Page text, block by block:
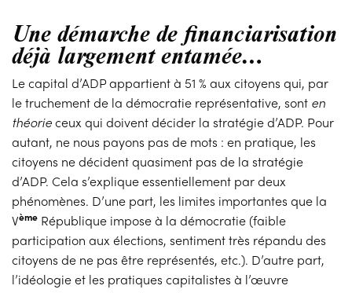
Une démarche de financiarisation
déjà largement entamée…
Le capital d’ADP appartient à 51 % aux citoyens qui, par
le truchement de la démocratie représentative, sont en
théorieceux qui doivent décider la stratégie d’ADP. Pour
autant, ne nous payons pas de mots : en pratique, les
citoyens ne décident quasiment pas de la stratégie
d’ADP. Cela s’explique essentiellement par deux
phénomènes. D’une part, les limites importantes que la
Vème République impose à la démocratie (faible
participation aux élections, sentiment très répandu des
citoyens de ne pas être représentés, etc.). D’autre part,
l’idéologie et les pratiques capitalistes à l’œuvre